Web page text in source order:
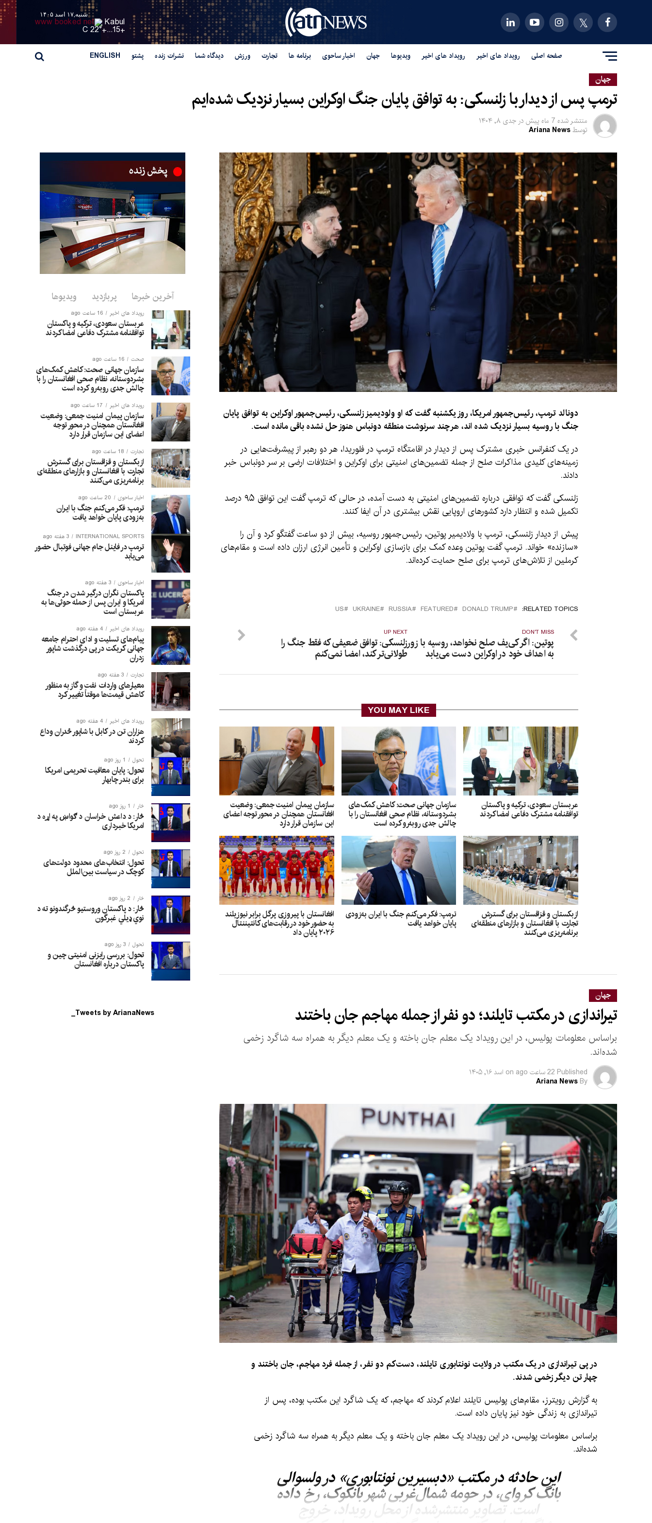
شنبه,۱۷ اسد ۱۴۰۵
Kabul
+
15...
+
22° C
صفحه اصلی رویداد های اخیر رویداد های اخیر ویدیوها جهان اخبار ساحوی برنامه ها تجارت ورزش دیدگاه شما نشرات زنده پشتو ENGLISH
جهان
ترمپ پس از دیدار با زلنسکی: به توافق پایان جنگ اوکراین بسیار نزدیک شده‌ایم
منتشر شده 7 ماه پیش در جدی ۸, ۱۴۰۴
توسطAriana News
دونالد ترمپ، رئیس‌جمهور امریکا، روز یکشنبه گفت که او ولودیمیز زلنسکی، رئیس‌جمهور اوکراین به توافق پایان
جنگ با روسیه بسیار نزدیک شده اند، هرچند سرنوشت منطقه دونباس هنوز حل نشده باقی مانده است.
در یک کنفرانس خبری مشترک پس از دیدار در اقامتگاه ترمپ در فلوریدا، هر دو رهبر از پیشرفت‌هایی در
زمینه‌های کلیدی مذاکرات صلح از جمله تضمین‌های امنیتی برای اوکراین و اختلافات ارضی بر سر دونباس خبر
دادند.
زلنسکی گفت که توافقی درباره تضمین‌های امنیتی به دست آمده، در حالی که ترمپ گفت این توافق ۹۵ درصد
تکمیل شده و انتظار دارد کشورهای اروپایی نقش بیشتری در آن ایفا کنند.
پیش از دیدار زلنسکی، ترمپ با ولادیمیر پوتین، رئیس‌جمهور روسیه، بیش از دو ساعت گفتگو کرد و آن را
«سازنده» خواند. ترمپ گفت پوتین وعده کمک برای بازسازی اوکراین و تأمین انرژی ارزان داده است و مقام‌های
کرملین از تلاش‌های ترمپ برای صلح حمایت کرده‌اند.
RELATED TOPICS:
DONALD TRUMP
FEATURED
RUSSIA
UKRAINE
US
UP NEXT
زلنسکی: توافق ضعیفی که فقط جنگ را
طولانی‌تر کند، امضا نمی‌کنم
DON'T MISS
پوتین: اگر کی‌یف صلح نخواهد، روسیه با زور
به اهداف خود در اوکراین دست می‌یابد
YOU MAY LIKE
عربستان سعودی، ترکیه و پاکستان
توافقنامه مشترک دفاعی امضا کردند
سازمان جهانی صحت: کاهش کمک‌های
بشردوستانه، نظام صحی افغانستان را با
چالش جدی روبه‌رو کرده است
سازمان پیمان امنیت جمعی: وضعیت
افغانستان همچنان در محور توجه اعضای
این سازمان قرار دارد
ازبکستان و قزاقستان برای گسترش
تجارت با افغانستان و بازارهای منطقه‌ای
برنامه‌ریزی می‌کنند
ترمپ: فکر می‌کنم جنگ با ایران به‌زودی
پایان خواهد یافت
افغانستان با پیروزی پرگل برابر نیوزیلند
به حضور خود در رقابت‌های کانتیننتال
۲۰۲۶ پایان داد
جهان
تیراندازی در مکتب تایلند؛ دو نفر از جمله مهاجم جان باختند
براساس معلومات پولیس، در این رویداد یک معلم جان باخته و یک معلم دیگر به همراه سه شاگرد زخمی
شده‌اند.
Published 22 ساعت ago on اسد ۱۶, ۱۴۰۵
By
Ariana News
در پی تیراندازی در یک مکتب در ولایت نونتابوری تایلند، دست‌کم دو نفر، از جمله فرد مهاجم، جان باختند و
چهار تن دیگر زخمی شدند.
به گزارش رویترز، مقام‌های پولیس تایلند اعلام کردند که مهاجم، که یک شاگرد این مکتب بوده، پس از
تیراندازی به زندگی خود نیز پایان داده است.
براساس معلومات پولیس، در این رویداد یک معلم جان باخته و یک معلم دیگر به همراه سه شاگرد زخمی
شده‌اند.
این حادثه در مکتب «دبسیرین نونتابوری» در ولسوالی
بانگ کروای، در حومه شمال‌غربی شهر بانکوک، رخ داده
است. تصاویر منتشرشده از محل رویداد، خروج
آخرین خبرها پربازدید ویدیوها
رویداد های اخیر 16 ساعت ago
عربستان سعودی، ترکیه و پاکستان
توافقنامه مشترک دفاعی امضا کردند
صحت 16 ساعت ago
سازمان جهانی صحت: کاهش کمک‌های
بشردوستانه، نظام صحی افغانستان را با
چالش جدی روبه‌رو کرده است
رویداد های اخیر 17 ساعت ago
سازمان پیمان امنیت جمعی: وضعیت
افغانستان همچنان در محور توجه
اعضای این سازمان قرار دارد
تجارت 18 ساعت ago
ازبکستان و قزاقستان برای گسترش
تجارت با افغانستان و بازارهای منطقه‌ای
برنامه‌ریزی می‌کنند
اخبار ساحوی 20 ساعت ago
ترمپ: فکر می‌کنم جنگ با ایران
به‌زودی پایان خواهد یافت
INTERNATIONAL SPORTS 3 هفته ago
ترمپ در فاینل جام جهانی فوتبال حضور
می‌یابد
اخبار ساحوی 3 هفته ago
پاکستان نگران درگیر شدن در جنگ
امریکا و ایران پس از حمله حوثی‌ها به
عربستان است
رویداد های اخیر 4 هفته ago
پیام‌های تسلیت و ادای احترام جامعه
جهانی کریکت در پی درگذشت شاپور
زدران
تجارت 3 هفته ago
معیارهای واردات نفت و گاز به منظور
کاهش قیمت‌ها موقتاً تغییر کرد
رویداد های اخیر 4 هفته ago
هزاران تن در کابل با شاپور ځدران وداع
کردند
تحول 1 روز ago
تحول: پایان معافیت تحریمی امریکا
برای بندر چابهار
څار 1 روز ago
څار: د داعش خراسان د ګواښ په اړه د
امریکا خبرداری
تحول 2 روز ago
تحول: انتخاب‌های محدود دولت‌های
کوچک در سیاست بین‌الملل
څار 2 روز ago
څار: د پاکستان وروستیو څرگندونو ته د
نوي ډیلي غبرگون
تحول 3 روز ago
تحول: بررسی رایزنی امنیتی چین و
پاکستان درباره افغانستان
Tweets by ArianaNews_